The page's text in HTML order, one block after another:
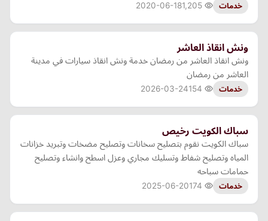
خدمات 2020-06-18
ونش انقاذ العاشر
ونش انقاذ العاشر من رمضان خدمة ونش انقاذ سيارات في مدينة
العاشر من رمضان
خدمات 2026-03-24
سباك الكويت رخيص
سباك الكويت نقوم بتصليح سخانات وتصليح مضخات وتبريد خزانات
المياه وتصليح شفاط وتسليك مجاري وعزل اسطح وانشاء وتصليح
حمامات سباحه
خدمات 2025-06-20